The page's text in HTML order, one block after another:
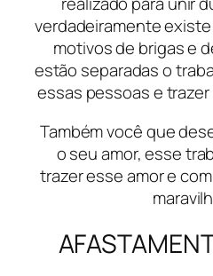
verdadeiramente
motivos de brigas e
estão separadas o
essas pessoas e
Também você que
o seu amor, esse
trazer esse amor e